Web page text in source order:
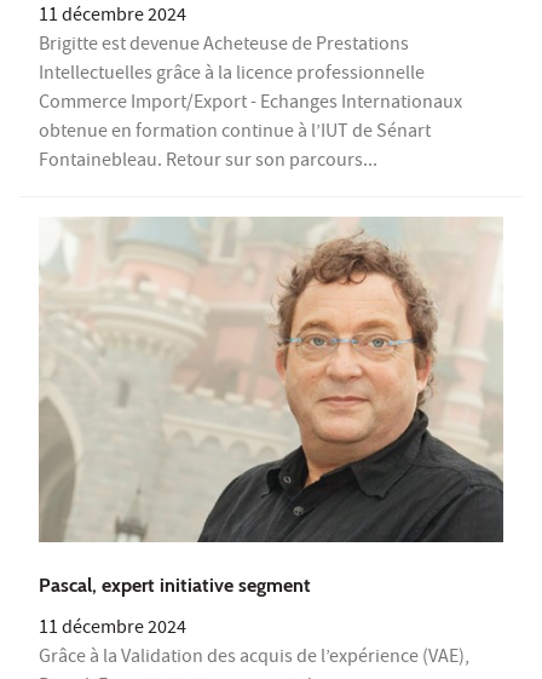
11 décembre 2024
Brigitte est devenue Acheteuse de Prestations
Intellectuelles grâce à la licence professionnelle
Commerce Import/Export - Echanges Internationaux
obtenue en formation continue à l’IUT de Sénart
Fontainebleau. Retour sur son parcours...
Pascal, expert initiative segment
11 décembre 2024
Grâce à la Validation des acquis de l’expérience (VAE),